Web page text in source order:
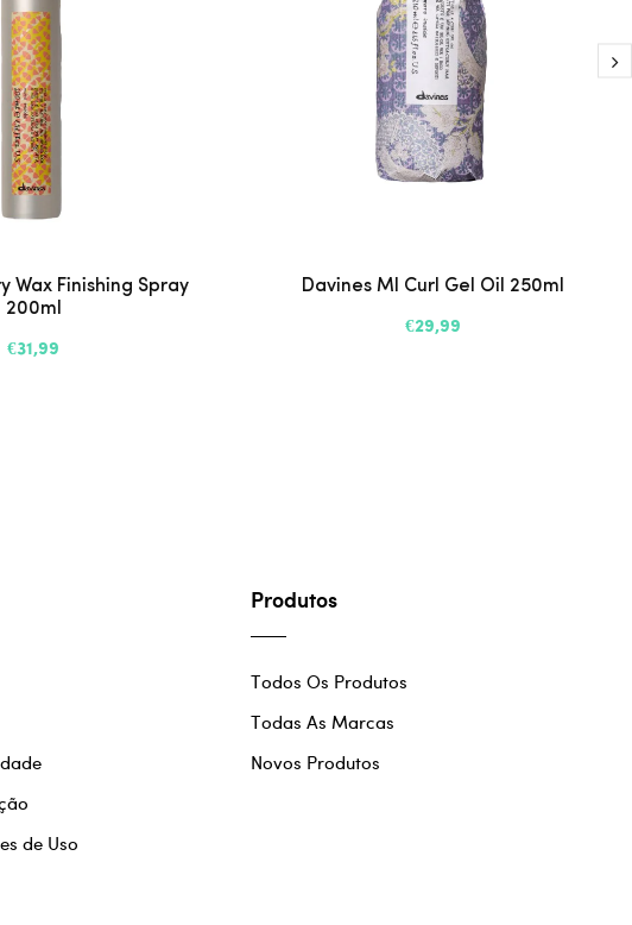
Wax Finishing Spray
200ml
€31,99
Davines MI Curl Gel Oil 250ml
€29,99
de Uso
Produtos
Todos Os Produtos
Todas As Marcas
Novos Produtos